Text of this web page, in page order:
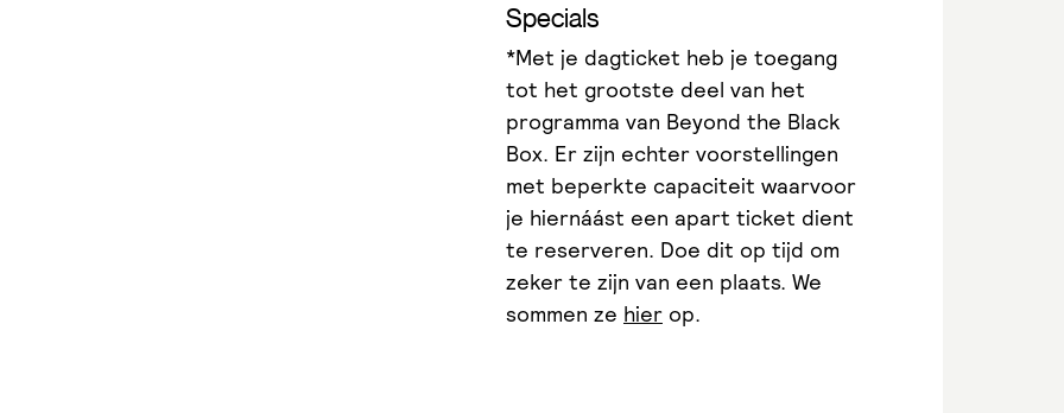
Specials
*Met je dagticket heb je toegang
tot het grootste deel van het
programma van Beyond the Black
Box. Er zijn echter voorstellingen
met beperkte capaciteit waarvoor
je hiernáást een apart ticket dient
te reserveren. Doe dit op tijd om
zeker te zijn van een plaats. We
sommen ze hierop.